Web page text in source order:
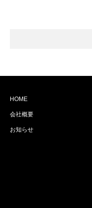
HOME
会社概要
お知らせ